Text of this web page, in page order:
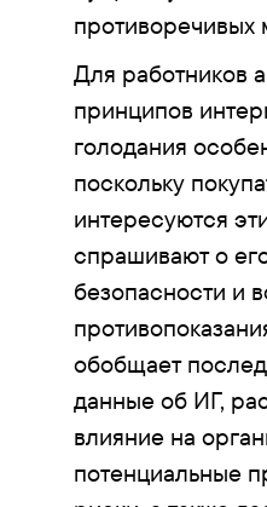
противоречивых
Для работников
принципов
голодания
поскольку
интересуются
спрашивают о
безопасности и
обобщает
данные об ИГ,
влияние на
потенциальные